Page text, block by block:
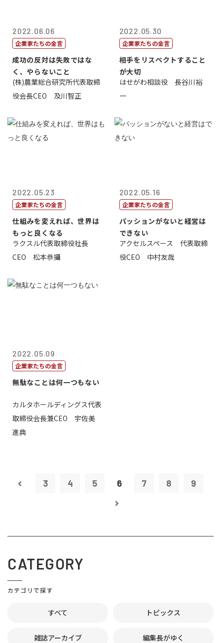
2022.06.06
企業家たちの金言
成功の反対は失敗ではな
く、やらないこと
(株)農業総合研究所代表取締
役会長CEO 及川智正
2022.05.30
企業家たちの金言
相手をリスペクトすること
が大切
はせがわ相談役 長谷川裕
一
2022.05.23
企業家たちの金言
仕組みを変えれば、世界は
もっと良くなる
ラクスル代表取締役社長
CEO 松本恭攝
2022.05.16
企業家たちの金言
パッションがないと経営は
できない
アクセルスペース 代表取締
役CEO 中村友哉
2022.05.09
企業家たちの金言
無駄なことは何一つもない
カルタホールディングス代表
取締役会長兼CEO 宇佐美
進典
3 4 5 6 7 8 9
CATEGORY
カテゴリで探す
すべて トピックス
雑誌アーカイブ 編集長がゆく